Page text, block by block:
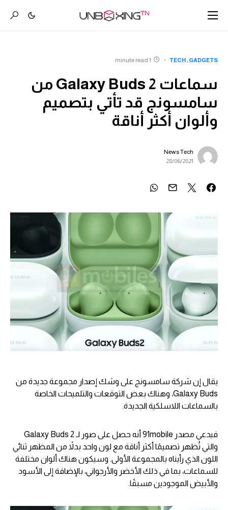
GADGETS
TECH
1 minute read
سماعات Galaxy Buds 2 من
سامسونج قد تأتي بتصميم
وألوان أكثر أناقة
News Tech
28/06/2021
يقال إن شركة سامسونج على وشك إصدار مجموعة جديدة من
Galaxy Buds، وهناك بعض التوقعات والتلميحات الخاصة
بالسماعات اللاسلكية الجديدة.
فيدعي مصدر 91mobile أنه حصل على صور لـ Galaxy Buds 2
والتي تُظهر تصميمًا أكثر أناقة مع لون واحد بدلاً من المظهر ثنائي
اللون الذي رأيناه بالمجموعة الأولى. وسيكون هناك ألوان مختلفة
للسماعات، بما في ذلك الأخضر والأرجواني، بالإضافة إلى الأسود
والأبيض الموجودين مسبقًا.